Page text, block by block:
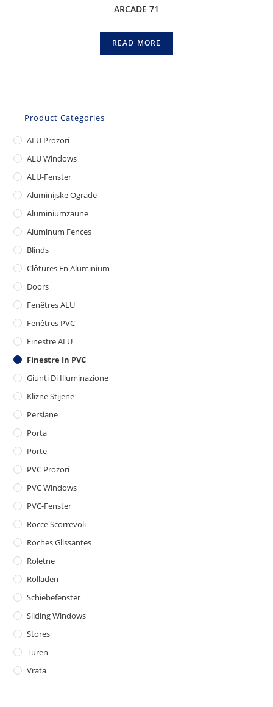
ARCADE 71
READ MORE
Product Categories
ALU Prozori
ALU Windows
ALU-Fenster
Aluminijske Ograde
Aluminiumzäune
Aluminum Fences
Blinds
Clôtures En Aluminium
Doors
Fenêtres ALU
Fenêtres PVC
Finestre ALU
Finestre In PVC
Giunti Di Illuminazione
Klizne Stijene
Persiane
Porta
Porte
PVC Prozori
PVC Windows
PVC-Fenster
Rocce Scorrevoli
Roches Glissantes
Roletne
Rolladen
Schiebefenster
Sliding Windows
Stores
Türen
Vrata